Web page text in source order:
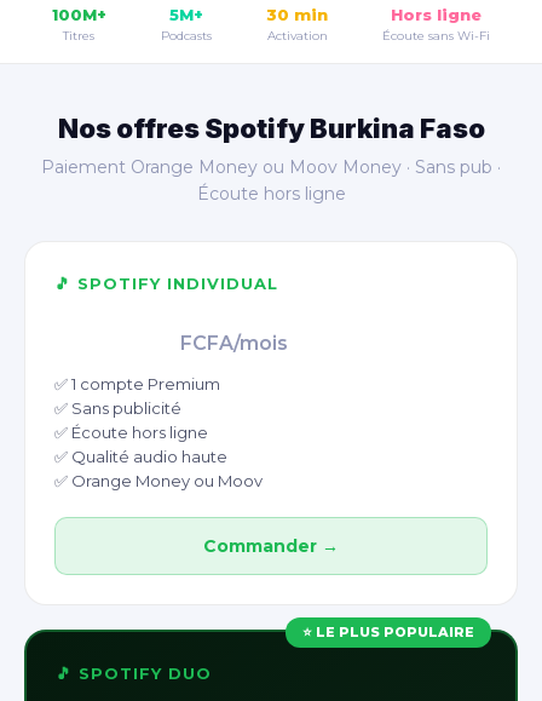
100M+
Titres
5M+
Podcasts
30 min
Activation
Hors ligne
Écoute sans Wi-Fi
Nos offres Spotify Burkina Faso
Paiement Orange Money ou Moov Money · Sans pub ·
Écoute hors ligne
🎵 SPOTIFY INDIVIDUAL
FCFA/mois
✅ 1 compte Premium
✅ Sans publicité
✅ Écoute hors ligne
✅ Qualité audio haute
✅ Orange Money ou Moov
Commander →
⭐ LE PLUS POPULAIRE
🎵 SPOTIFY DUO